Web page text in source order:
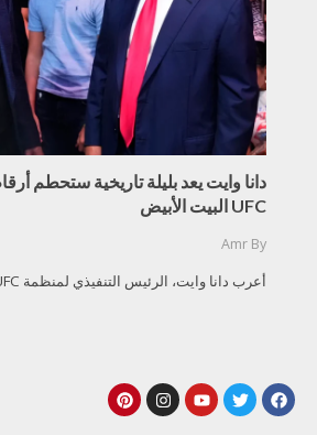
دانا وايت يعد بليلة تاريخية ستحطم
UFC البيت الأبيض
By
Amr
أعرب دانا وايت، الرئيس التنفيذي لمنظمة UFC، عن ثقته المطلقة...